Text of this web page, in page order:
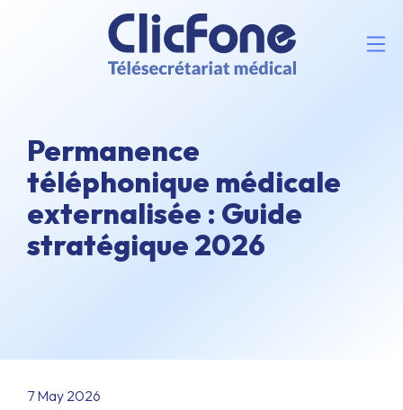
Permanence
téléphonique médicale
externalisée : Guide
stratégique 2026
7 May 2026